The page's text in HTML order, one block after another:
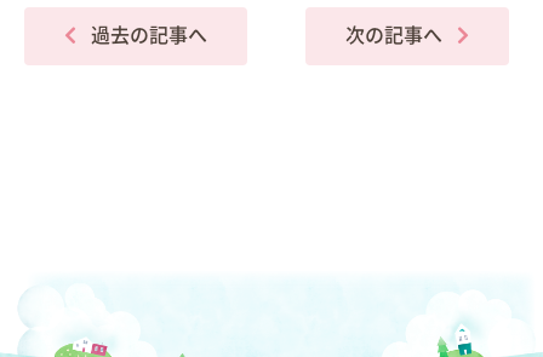
過去の記事へ 次の記事へ